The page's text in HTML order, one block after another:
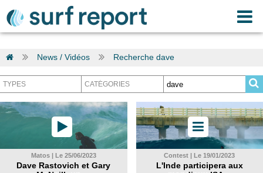
News / Vidéos Recherche dave
Matos | Le 25/06/2023
Dave Rastovich et Gary
Contest | Le 19/01/2023
L'Inde participera aux